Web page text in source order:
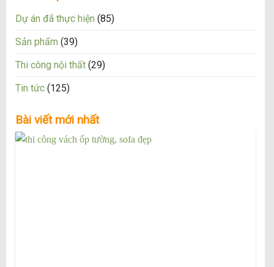
Dự án đã thực hiện (85)
Sản phẩm (39)
Thi công nội thất (29)
Tin tức (125)
Bài viết mới nhất